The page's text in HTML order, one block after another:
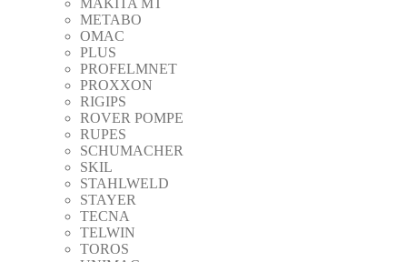
METABO
OMAC
PLUS
PROFELMNET
PROXXON
RIGIPS
ROVER POMPE
RUPES
SCHUMACHER
SKIL
STAHLWELD
STAYER
TECNA
TELWIN
TOROS